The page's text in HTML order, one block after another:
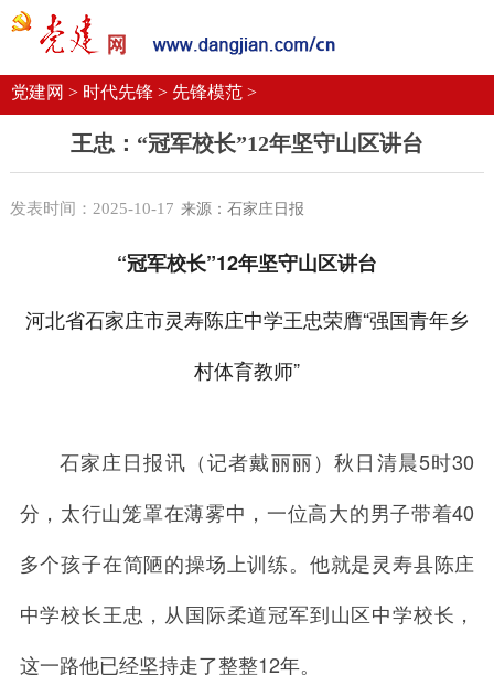
党建要闻
机关党建
校园党建 企业党建
党建网 > 时代先锋 > 先锋模范 >
王忠：“冠军校长”12年坚守山区讲台
发表时间：2025-10-17 来源：石家庄日报
“冠军校长”12年坚守山区讲台
河北省石家庄市灵寿陈庄中学王忠荣膺“强国青年乡
村体育教师”
石家庄日报讯（记者戴丽丽）秋日清晨5时30
分，太行山笼罩在薄雾中，一位高大的男子带着40
多个孩子在简陋的操场上训练。他就是灵寿县陈庄
中学校长王忠，从国际柔道冠军到山区中学校长，
这一路他已经坚持走了整整12年。